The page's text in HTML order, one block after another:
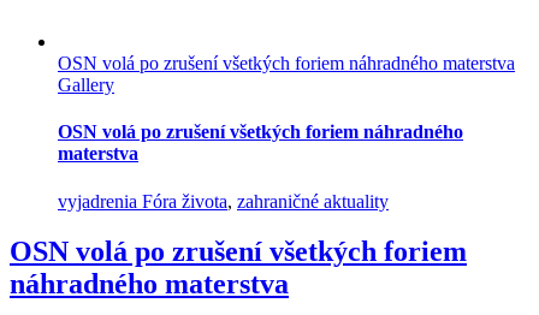
OSN volá po zrušení všetkých foriem náhradného materstva
Gallery
OSN volá po zrušení všetkých foriem náhradného
materstva
vyjadrenia Fóra života, zahraničné aktuality
OSN volá po zrušení všetkých foriem
náhradného materstva